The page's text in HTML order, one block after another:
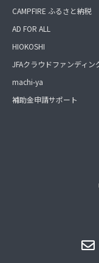
CAMPFIRE ふるさと納税
AD FOR ALL
HIOKOSHI
JFAクラウドファンディン
machi-ya
補助金申請サポート